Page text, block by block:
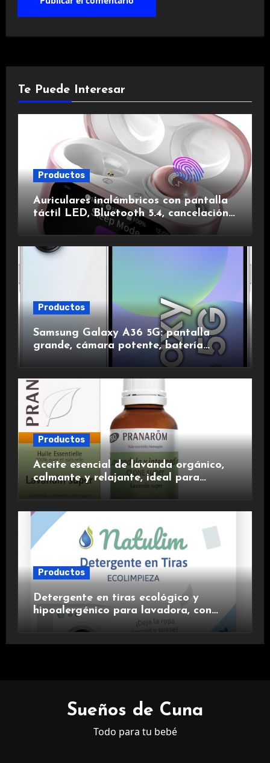
Te Puede Interesar
Productos
Auriculares inalámbricos con pantalla
táctil LED, Bluetooth 5.4, cancelación
de ruido, impermeables y de larga
duración.
Productos
Samsung Galaxy A36 5G: pantalla
grande, cámara potente, batería
duradera y carga rápida para una
Productos
Aceite esencial de lavanda orgánico,
calmante y relajante, ideal para
Productos
Detergente en tiras ecológico y
hipoalergénico para lavadora, con
suavizante incluido y fragancia de
lavanda.
Sueños de Cuna
Todo para tu bebé